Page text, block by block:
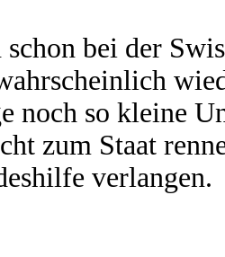
bei der
noch so kleine
zum Staat
verlangen.